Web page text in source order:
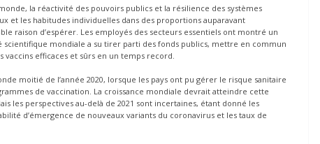
la réactivité des pouvoirs publics et la résilience des systèmes
et les habitudes individuelles dans des proportions auparavant
raison d’espérer. Les employés des secteurs essentiels ont montré un
mondiale a su tirer parti des fonds publics, mettre en commun
efficaces et sûrs en un temps record.
moitié de l’année 2020, lorsque les pays ont pu gérer le risque sanitaire
de vaccination. La croissance mondiale devrait atteindre cette
les perspectives au-delà de 2021 sont incertaines, étant donné les
d’émergence de nouveaux variants du coronavirus et les taux de